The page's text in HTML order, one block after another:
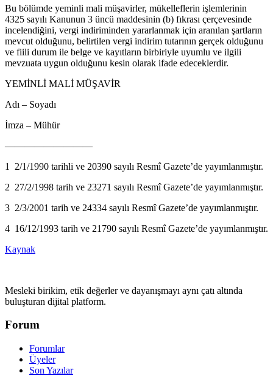
Bu bölümde yeminli mali müşavirler, mükelleflerin işlemlerinin
4325 sayılı Kanunun 3 üncü maddesinin (b) fıkrası çerçevesinde
incelendiğini, vergi indiriminden yararlanmak için aranılan şartların
mevcut olduğunu, belirtilen vergi indirim tutarının gerçek olduğunu
ve fiili durum ile belge ve kayıtların birbiriyle uyumlu ve ilgili
mevzuata uygun olduğunu kesin olarak ifade edeceklerdir.
YEMİNLİ MALİ MÜŞAVİR
Adı – Soyadı
İmza – Mühür
—————————
1 2/1/1990 tarihli ve 20390 sayılı Resmî Gazete’de yayımlanmıştır.
2 27/2/1998 tarih ve 23271 sayılı Resmî Gazete’de yayımlanmıştır.
3 2/3/2001 tarih ve 24334 sayılı Resmî Gazete’de yayımlanmıştır.
4 16/12/1993 tarih ve 21790 sayılı Resmî Gazete’de yayımlanmıştır.
Kaynak
Mesleki birikim, etik değerler ve dayanışmayı aynı çatı altında
buluşturan dijital platform.
Forum
Forumlar
Üyeler
Son Yazılar